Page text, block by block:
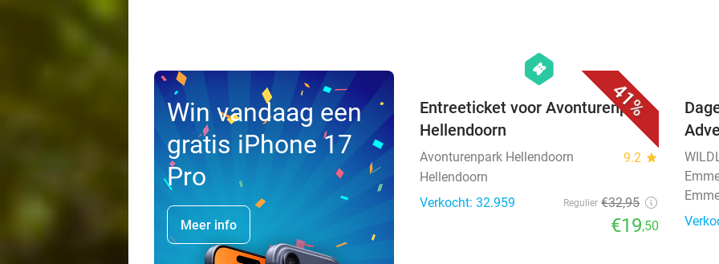
Win vandaag een
gratis iPhone 17
Pro
Meer info
41%
hexagon
events
Entreeticket voor Avonturenpark
Hellendoorn
Avonturenpark Hellendoorn 9.2 star
Hellendoorn
Verkocht: 32.959
Regulier €32,95
€19,50